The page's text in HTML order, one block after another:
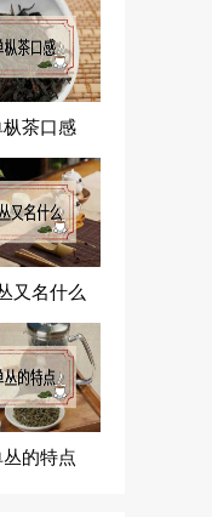
茶口感
又名什么
的特点